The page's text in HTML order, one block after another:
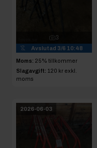
3
Avslutad 3/6 10:48
Moms: 25% tillkommer
Slagavgift: 120 kr exkl.
moms
2026-06-03